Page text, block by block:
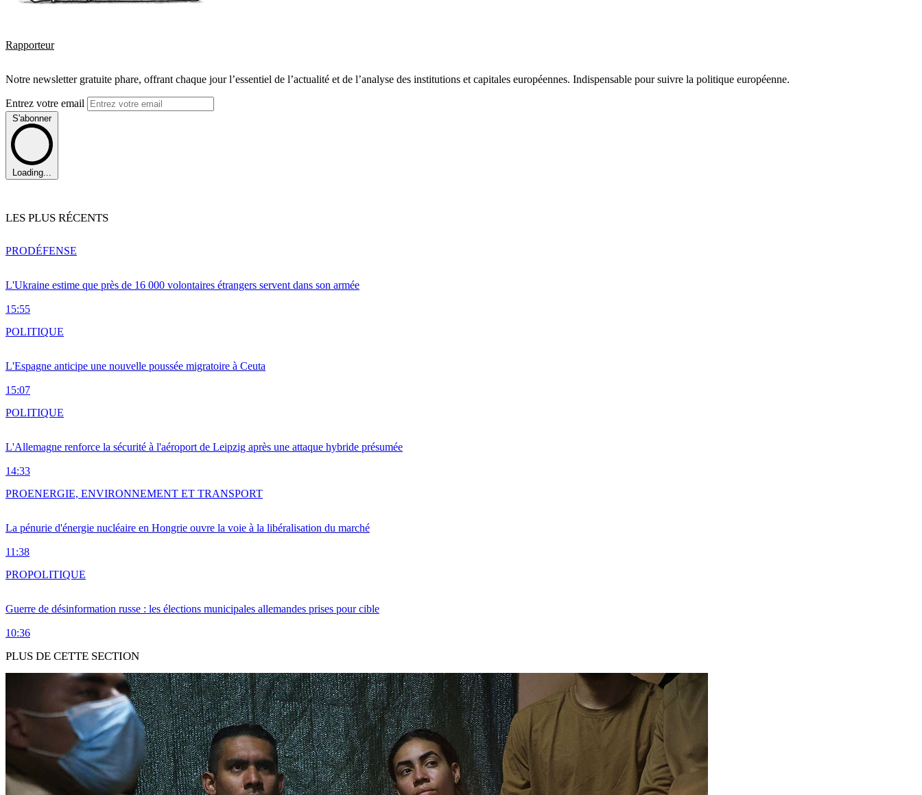
Rapporteur
Notre newsletter gratuite phare, offrant chaque jour l’essentiel de l’actualité et de l’analyse des institutions et capitales européennes. Indispensable pour suivre la politique européenne.
Entrez votre email
S'abonner
Loading...
LES PLUS RÉCENTS
L'Ukraine estime que près de 16 000 volontaires étrangers servent dans son armée
15:55
PRODÉFENSE
L'Espagne anticipe une nouvelle poussée migratoire à Ceuta
15:07
POLITIQUE
L'Allemagne renforce la sécurité à l'aéroport de Leipzig après une attaque hybride présumée
14:33
POLITIQUE
La pénurie d'énergie nucléaire en Hongrie ouvre la voie à la libéralisation du marché
11:38
PROENERGIE, ENVIRONNEMENT ET TRANSPORT
Guerre de désinformation russe : les élections municipales allemandes prises pour cible
10:36
PROPOLITIQUE
PLUS DE CETTE SECTION